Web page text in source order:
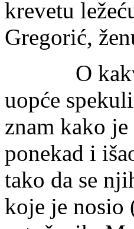
krevetu
Gregorić,
O kakvom
uopće
znam kako
ponekad i
tako da se
koje je nosio